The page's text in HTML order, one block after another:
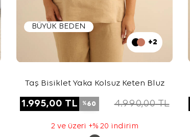
BÜYÜK BEDEN
+2
Taş Bisiklet Yaka Kolsuz Keten Bluz
1.995,00 TL %60 4.990,00TL
2 ve üzeri +% 20 indirim